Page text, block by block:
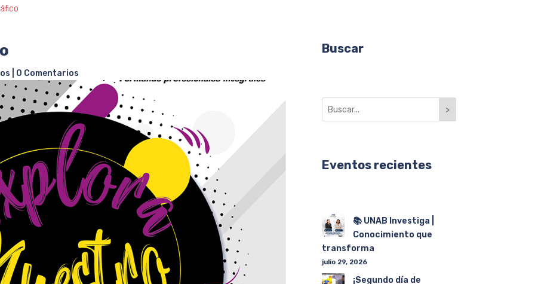
0 Comentarios
Buscar
>
Eventos recientes
📚 UNAB Investiga |
Conocimiento que
transforma
julio 29, 2026
¡Segundo día de